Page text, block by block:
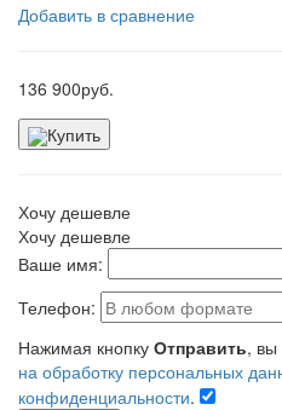
Добавить в сравнение
136 900руб.
Купить
Хочу дешевле
Хочу дешевле
Ваше имя:
Телефон:
Нажимая кнопку Отправить, вы
на обработку персональных
конфиденциальности.